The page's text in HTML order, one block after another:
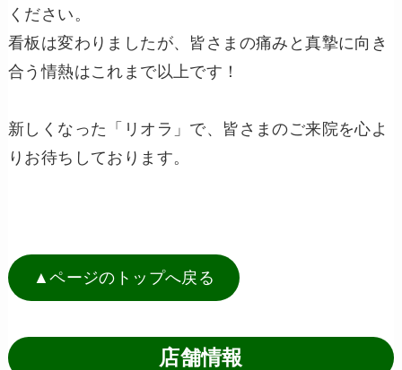
ください。
看板は変わりましたが、皆さまの痛みと真摯に向き
合う情熱はこれまで以上です！
新しくなった「リオラ」で、皆さまのご来院を心よ
りお待ちしております。
▲ページのトップへ戻る
店舗情報